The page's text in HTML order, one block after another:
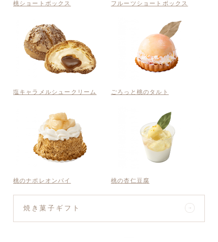
桃ショートボックス フルーツショートボックス
塩キャラメルシュークリーム ごろっと桃のタルト
桃のナポレオンパイ 桃の杏仁豆腐
焼き菓子ギフト